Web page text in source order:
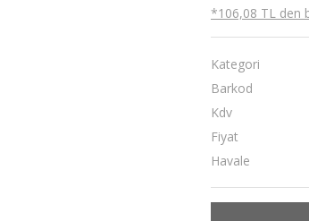
*106,08 TL den
Kategori
Barkod
Kdv
Fiyat
Havale